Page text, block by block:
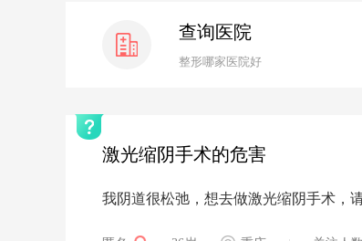
查询医院
整形哪家医院好
激光缩阴手术的危害
我阴道很松弛，想去做激光缩阴手术，